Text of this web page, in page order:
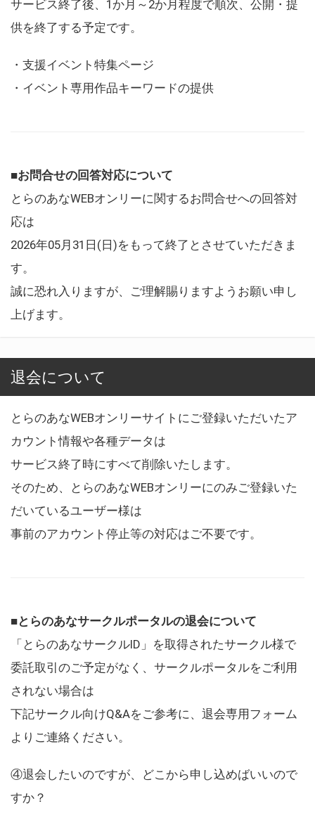
サービス終了後、1か月～2か月程度で順次、公開・提
供を終了する予定です。
・支援イベント特集ページ
・イベント専用作品キーワードの提供
■お問合せの回答対応について
とらのあなWEBオンリーに関するお問合せへの回答対
応は
2026年05月31日(日)をもって終了とさせていただきま
す。
誠に恐れ入りますが、ご理解賜りますようお願い申し
上げます。
退会について
とらのあなWEBオンリーサイトにご登録いただいたア
カウント情報や各種データは
サービス終了時にすべて削除いたします。
そのため、とらのあなWEBオンリーにのみご登録いた
だいているユーザー様は
事前のアカウント停止等の対応はご不要です。
■とらのあなサークルポータルの退会について
「とらのあなサークルID」を取得されたサークル様で
委託取引のご予定がなく、サークルポータルをご利用
されない場合は
下記サークル向けQ&Aをご参考に、退会専用フォーム
よりご連絡ください。
④退会したいのですが、どこから申し込めばいいので
すか？